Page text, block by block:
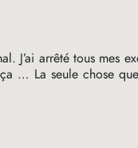
J’ai arrêté tous mes
… La seule chose